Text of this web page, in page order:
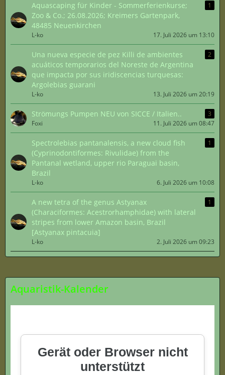
Aquascaping für Kinder - Sommerferienkurse;
Zoo & Co.; 26.08.2026; Kreimers Gartenpark,
48485 Neuenkirchen
1
L-ko 17. Juli 2026 um 13:10
Una nueva especie de pez Killi de ambientes
acuáticos temporarios del Noreste de Argentina
que impacta por sus iridiscencias turquesas:
Argolebias guarani
2
L-ko 13. Juli 2026 um 20:19
Strömungs Pumpen NEU von SICCE / Italien..
3
Foxi
11. Juli 2026 um 08:47
Spectrolebias pantanalensis, a new cloud fish
(Cyprinodontiformes: Rivulidae) from the
Pantanal wetland, upper rio Paraguai basin,
Brazil
1
L-ko 6. Juli 2026 um 10:08
A new tetra of the genus Astyanax
(Characiformes: Acestrorhamphidae) with lateral
stripes from lower Amazon basin, Brazil
[Astyanax pintacuia]
1
L-ko 2. Juli 2026 um 09:23
Aquaristik-Kalender